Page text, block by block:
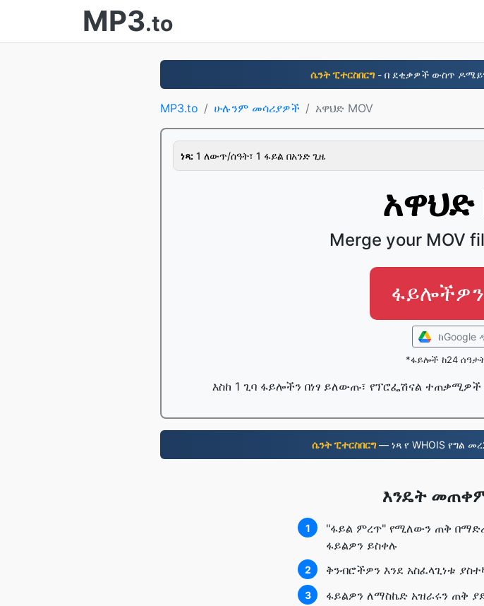
MP3.to
ሴንት ፒተርስበርግ- በ ደቂቃዎች ውስጥ
MP3.to ሁሉንም መሳሪያዎች አዋህድ MOV
ነጻ: 1 ለውጥ/ሰዓት፣ 1 ፋይል በአንድ ጊዜ
አዋህድ
Merge your MOV
ከGoogle
*ፋይሎች ከ24
እስከ 1 ጊባ ፋይሎችን በነፃ ይለውጡ፣ የፕሮፌሽናል ተጠቃሚዎች
ሴንት ፒተርስበርግ— ነጻ የ WHOIS የግል
እንዴት
1
"ፋይል ምረጥ" የሚለውን ጠቅ
ፋይልዎን ይስቀሉ
2 ቅንብሮችዎን እንደ አስፈላጊነቱ
3 ፋይልዎን ለማስኬድ አዝራሩን ጠቅ